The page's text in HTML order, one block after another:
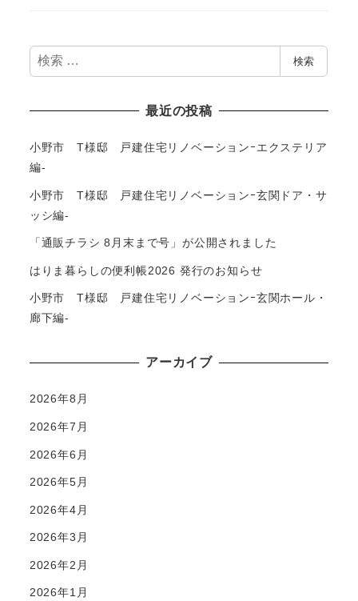
検
索
検索
最近の投稿
小野市 T様邸 戸建住宅リノベーションｰエクステリア
編-
小野市 T様邸 戸建住宅リノベーションｰ玄関ドア・サ
ッシ編-
「通販チラシ 8月末まで号」が公開されました
はりま暮らしの便利帳2026 発行のお知らせ
小野市 T様邸 戸建住宅リノベーションｰ玄関ホール・
廊下編-
アーカイブ
2026年8月
2026年7月
2026年6月
2026年5月
2026年4月
2026年3月
2026年2月
2026年1月